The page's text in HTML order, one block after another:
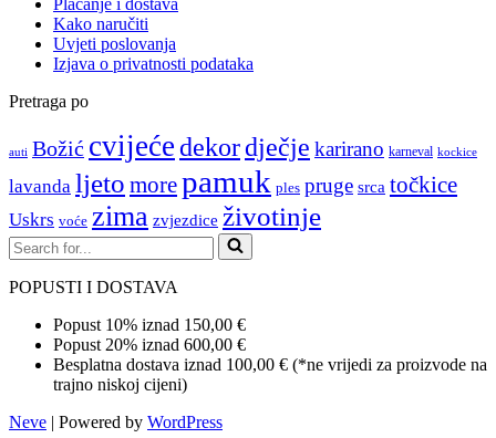
Plaćanje i dostava
Kako naručiti
Uvjeti poslovanja
Izjava o privatnosti podataka
Pretraga po
auti Božić cvijećedekordječje karirano karneval kockice
lavanda ljeto morepamuk ples pruge srca točkice
Uskrs voće zima zvjezdice životinje
Search
for...
POPUSTI I DOSTAVA
Popust 10% iznad 150,00 €
Popust 20% iznad 600,00 €
Besplatna dostava iznad 100,00 € (*ne vrijedi za proizvode na
trajno niskoj cijeni)
Neve | Powered by WordPress